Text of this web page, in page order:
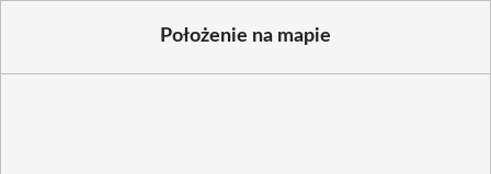
Położenie na mapie